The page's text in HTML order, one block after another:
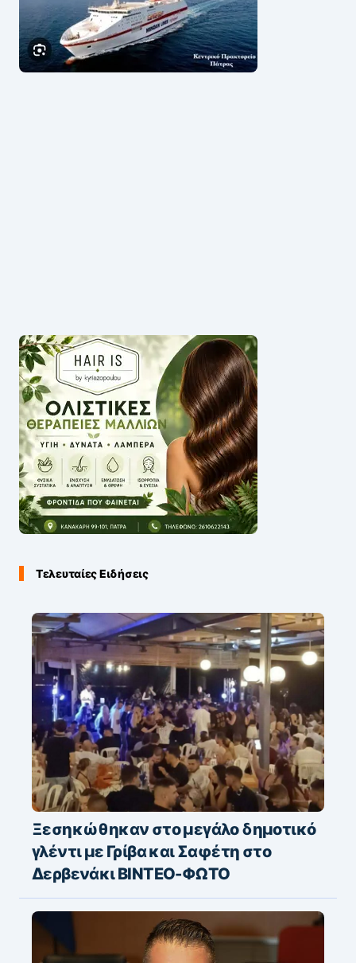
Τελευταίες Ειδήσεις
Ξεσηκώθηκαν στο μεγάλο δημοτικό
γλέντι με Γρίβα και Σαφέτη στο
Δερβενάκι ΒΙΝΤΕΟ-ΦΩΤΟ